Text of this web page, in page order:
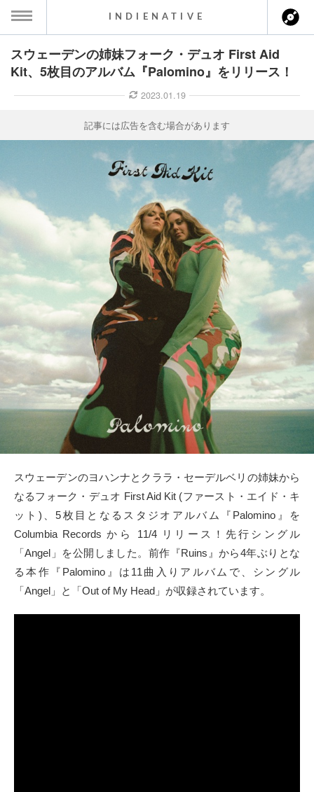
MENU
アーティスト
ション
ト
クト
SOCIAL
Facebook
instagram
Tumblr
to indienative
INDIENATIVE
スウェーデンの姉妹フォーク・デュオ First Aid
Kit、5枚目のアルバム『Palomino』をリリース！
2023.01.19
記事には広告を含む場合があります
スウェーデンのヨハンナとクララ・セーデルベリの姉妹から
なるフォーク・デュオ First Aid Kit (ファースト・エイド・キ
ット)、5枚目となるスタジオアルバム『Palomino』を
Columbia Records から 11/4 リリース！先行シングル
「Angel」を公開しました。前作『Ruins』から4年ぶりとな
る本作『Palomino』は11曲入りアルバムで、シングル
「Angel」と「Out of My Head」が収録されています。